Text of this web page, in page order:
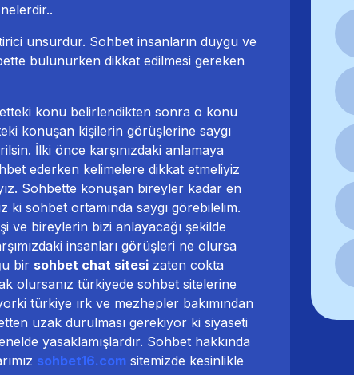
unsurdur. Sohbet insanların duygu ve
bulunurken dikkat edilmesi gereken
konu belirlendikten sonra o konu
konuşan kişilerin görüşlerine saygı
İlki önce karşınızdaki anlamaya
ederken kelimelere dikkat etmeliyiz
Sohbette konuşan bireyler kadar en
ki sohbet ortamında saygı görebilelim.
ve bireylerin bizi anlayacağı şekilde
insanları görüşleri ne olursa
bir sohbet chat sitesi zaten cokta
olursanız türkiyede sohbet sitelerine
türkiye ırk ve mezhepler bakımından
uzak durulması gerekiyor ki siyaseti
yasaklamışlardır. Sohbet hakkında
sohbet16.com sitemizde kesinlikle